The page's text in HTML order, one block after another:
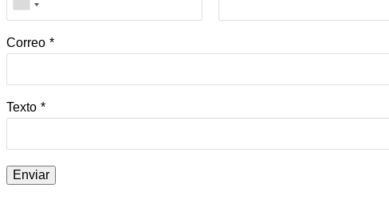
Correo *
Texto *
Enviar